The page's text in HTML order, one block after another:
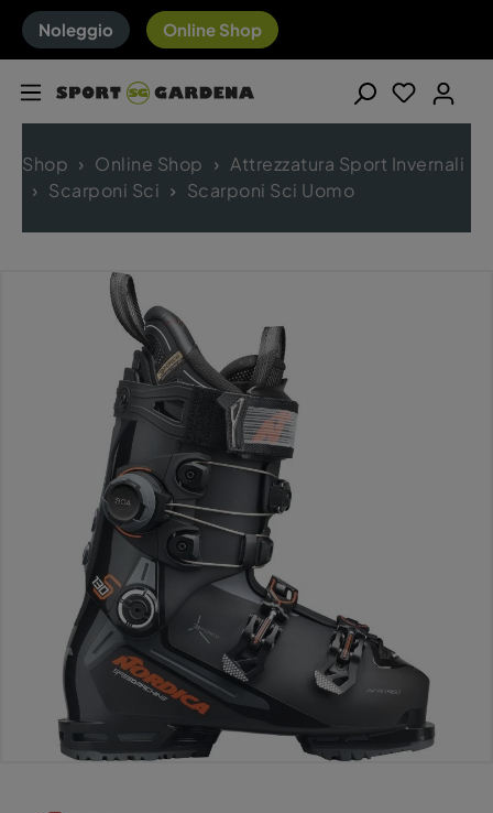
Noleggio Online Shop
Shop Online Shop
Attrezzatura Sport Invernali
Scarponi Sci
Scarponi Sci Uomo